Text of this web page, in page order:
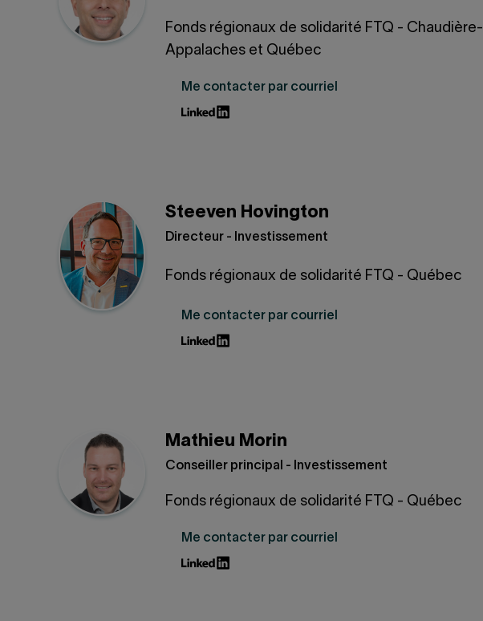
Fonds régionaux de solidarité FTQ - Chaudière-
Appalaches et Québec
Me contacter par courriel
Steeven Hovington
Directeur - Investissement
Fonds régionaux de solidarité FTQ - Québec
Me contacter par courriel
Mathieu Morin
Conseiller principal - Investissement
Fonds régionaux de solidarité FTQ - Québec
Me contacter par courriel